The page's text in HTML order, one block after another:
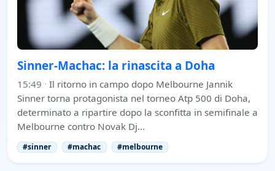
Sinner-Machac: la rinascita a Doha
15:49 · Il ritorno in campo dopo Melbourne Jannik
Sinner torna protagonista nel torneo Atp 500 di Doha,
determinato a ripartire dopo la sconfitta in semifinale a
Melbourne contro Novak Dj…
#sinner #machac #melbourne